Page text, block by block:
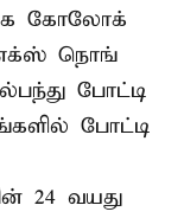
கோலோக்
எக்ஸ் நொங்
போட்டி
போட்டி
24 வயது